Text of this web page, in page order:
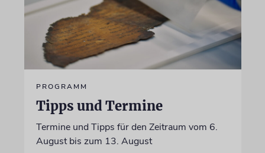
PROGRAMM
Tipps und Termine
Termine und Tipps für den Zeitraum vom 6.
August bis zum 13. August